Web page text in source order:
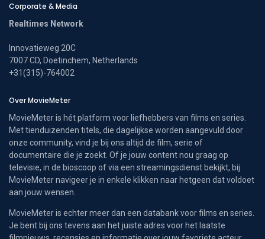
Corporate & Media
Realtimes Network
Innovatieweg 20C
7007 CD, Doetinchem, Netherlands
+31(315)-764002
Over MovieMeter
MovieMeter is hét platform voor liefhebbers van films en series.
Met tienduizenden titels, die dagelijkse worden aangevuld door
onze community, vind je bij ons altijd de film, serie of
documentaire die je zoekt. Of je jouw content nou graag op
televisie, in de bioscoop of via een streamingsdienst bekijkt, bij
MovieMeter navigeer je in enkele klikken naar hetgeen dat voldoet
aan jouw wensen.
MovieMeter is echter meer dan een databank voor films en series.
Je bent bij ons tevens aan het juiste adres voor het laatste